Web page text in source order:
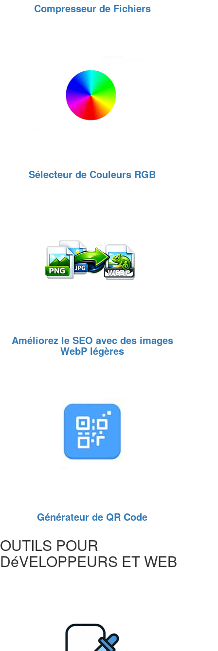
Compresseur de Fichiers
Sélecteur de Couleurs RGB
Améliorez le SEO avec des images
WebP légères
Générateur de QR Code
OUTILS POUR
DéVELOPPEURS ET WEB